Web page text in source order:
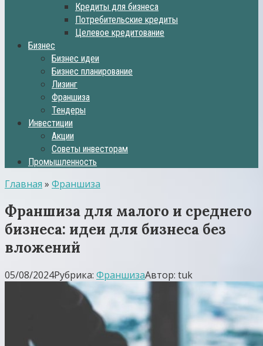
Кредиты для бизнеса
Потребительские кредиты
Целевое кредитование
Бизнес
Бизнес идеи
Бизнес планирование
Лизинг
Франшиза
Тендеры
Инвестиции
Акции
Советы инвесторам
Промышленность
Главная » Франшиза
Франшиза для малого и среднего
бизнеса: идеи для бизнеса без
вложений
05/08/2024Рубрика: ФраншизаАвтор: tuk